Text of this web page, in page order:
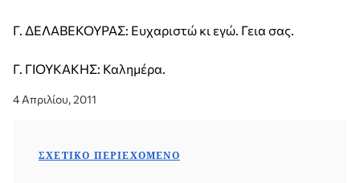
Γ. ΔΕΛΑΒΕΚΟΥΡΑΣ: Ευχαριστώ κι εγώ. Γεια σας.
Γ. ΓΙΟΥΚΑΚΗΣ: Καλημέρα.
4 Απριλίου, 2011
ΣΧΕΤΙΚΌ ΠΕΡΙΕΧΌΜΕΝΟ